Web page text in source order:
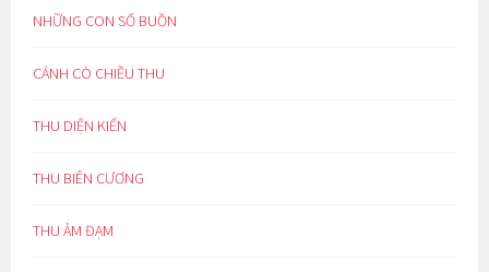
NHỮNG CON SỐ BUỒN
CÁNH CÒ CHIỀU THU
THU DIỆN KIẾN
THU BIÊN CƯƠNG
THU ẢM ĐẠM